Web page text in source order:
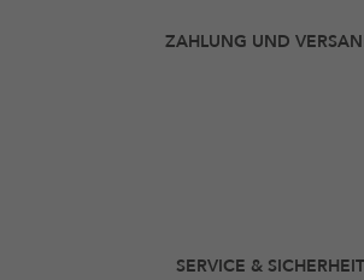
ZAHLUNG UND
SERVICE & SICHERHEIT